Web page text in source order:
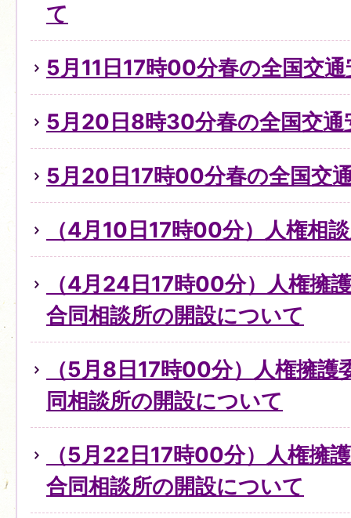
て
5月11日17時00分春の全国交
5月20日8時30分春の全国交通
5月20日17時00分春の全国交
（4月10日17時00分）人権相
（4月24日17時00分）人権擁
合同相談所の開設について
（5月8日17時00分）人権擁護
同相談所の開設について
（5月22日17時00分）人権擁
合同相談所の開設について